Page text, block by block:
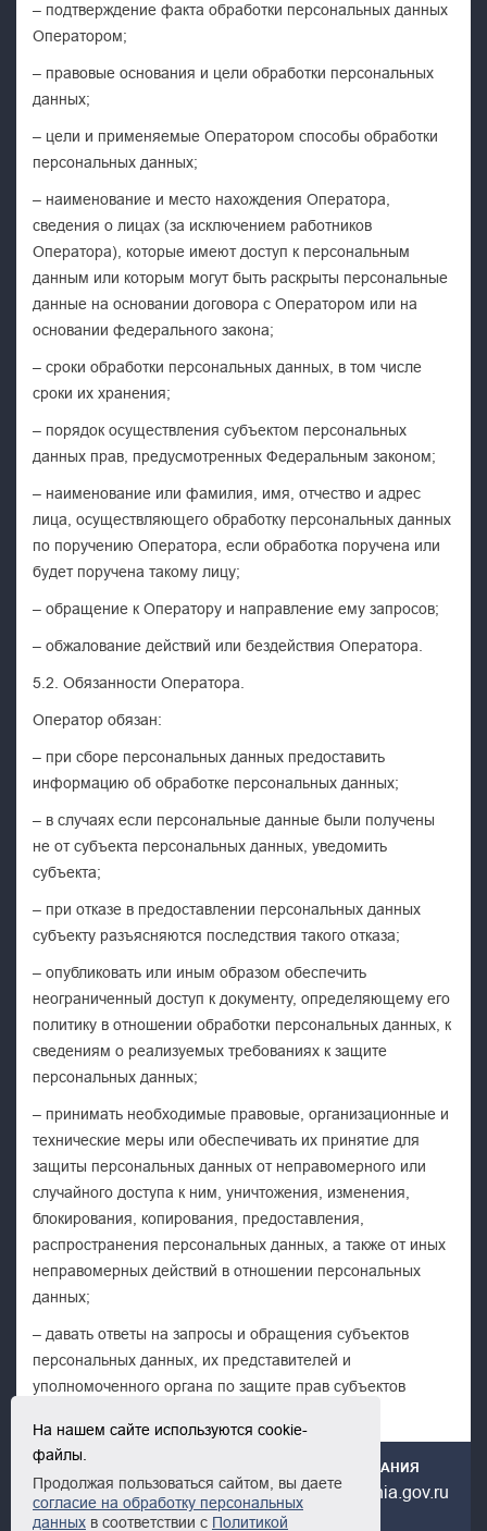
– подтверждение факта обработки персональных данных
Оператором;
– правовые основания и цели обработки персональных
данных;
– цели и применяемые Оператором способы обработки
персональных данных;
– наименование и место нахождения Оператора,
сведения о лицах (за исключением работников
Оператора), которые имеют доступ к персональным
данным или которым могут быть раскрыты персональные
данные на основании договора с Оператором или на
основании федерального закона;
– сроки обработки персональных данных, в том числе
сроки их хранения;
– порядок осуществления субъектом персональных
данных прав, предусмотренных Федеральным законом;
– наименование или фамилия, имя, отчество и адрес
лица, осуществляющего обработку персональных данных
по поручению Оператора, если обработка поручена или
будет поручена такому лицу;
– обращение к Оператору и направление ему запросов;
– обжалование действий или бездействия Оператора.
5.2. Обязанности Оператора.
Оператор обязан:
– при сборе персональных данных предоставить
информацию об обработке персональных данных;
– в случаях если персональные данные были получены
не от субъекта персональных данных, уведомить
субъекта;
– при отказе в предоставлении персональных данных
субъекту разъясняются последствия такого отказа;
– опубликовать или иным образом обеспечить
неограниченный доступ к документу, определяющему его
политику в отношении обработки персональных данных, к
сведениям о реализуемых требованиях к защите
персональных данных;
– принимать необходимые правовые, организационные и
технические меры или обеспечивать их принятие для
защиты персональных данных от неправомерного или
случайного доступа к ним, уничтожения, изменения,
блокирования, копирования, предоставления,
распространения персональных данных, а также от иных
неправомерных действий в отношении персональных
данных;
– давать ответы на запросы и обращения субъектов
персональных данных, их представителей и
уполномоченного органа по защите прав субъектов
ГОСУДАРСТВЕННОЕ ЮРИДИЧЕСКОЕ БЮРО РСО-АЛАНИЯ
+7(867) 253-65-66 urburo@minsotc.alania.gov.ru
На нашем сайте используются cookie-
файлы.
Продолжая пользоваться сайтом, вы даете
согласие на обработку персональных
данных в соответствии с Политикой